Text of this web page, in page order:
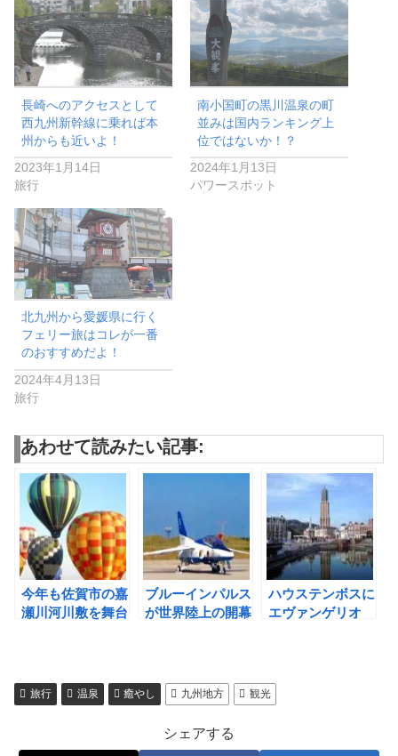
長崎へのアクセスとして
西九州新幹線に乗れば本
州からも近いよ！
2023年1月14日
旅行
南小国町の黒川温泉の町
並みは国内ランキング上
位ではないか！？
2024年1月13日
パワースポット
北九州から愛媛県に行く
フェリー旅はコレが一番
のおすすめだよ！
2024年4月13日
旅行
あわせて読みたい記事:
今年も佐賀市の嘉
瀬川河川敷を舞台
ブルーインパルス
が世界陸上の開幕
ハウステンボスに
エヴァンゲリオ
旅行 温泉 癒やし 九州地方 観光
シェアする